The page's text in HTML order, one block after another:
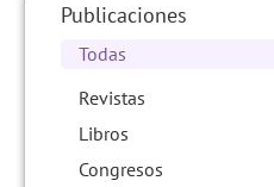
Publicaciones
Todas
Revistas
Libros
Congresos